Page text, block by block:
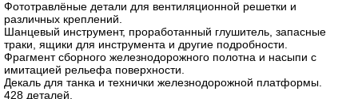
Фототравлёные детали для вентиляционной решетки и
различных креплений.
Шанцевый инструмент, проработанный глушитель, запасные
траки, ящики для инструмента и другие подробности.
Фрагмент сборного железнодорожного полотна и насыпи с
имитацией рельефа поверхности.
Декаль для танка и технички железнодорожной платформы.
428 деталей.